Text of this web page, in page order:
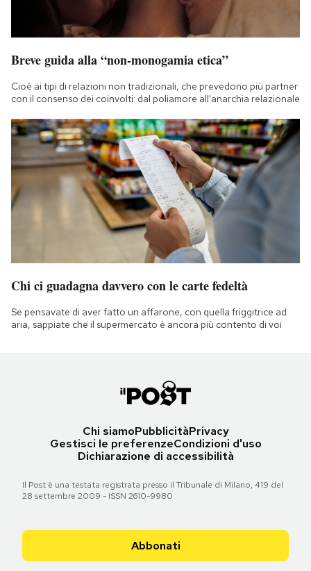
Breve guida alla “non-monogamia etica”
Cioè ai tipi di relazioni non tradizionali, che prevedono più partner
con il consenso dei coinvolti: dal poliamore all'anarchia relazionale
Chi ci guadagna davvero con le carte fedeltà
Se pensavate di aver fatto un affarone, con quella friggitrice ad
aria, sappiate che il supermercato è ancora più contento di voi
Chi siamoPubblicitàPrivacy
Gestisci le preferenzeCondizioni d'uso
Dichiarazione di accessibilità
Il Post è una testata registrata presso il Tribunale di Milano, 419 del
28 settembre 2009 - ISSN 2610-9980
Abbonati